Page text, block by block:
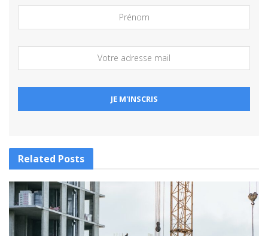
Related Posts